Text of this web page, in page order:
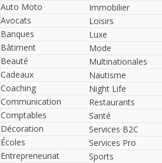
Auto Moto
Avocats
Banques
Bâtiment
Beauté
Cadeaux
Coaching
Communication
Comptables
Décoration
Écoles
Entrepreneuriat
Immobilier
Loisirs
Luxe
Mode
Multinationales
Nautisme
Night Life
Restaurants
Santé
Services B2C
Services Pro
Sports